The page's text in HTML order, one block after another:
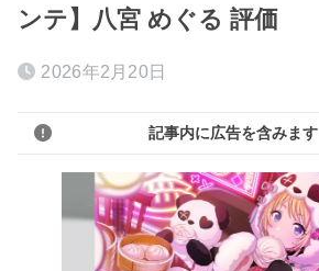
ンテ】八宮 めぐる 評価
2026年2月20日
記事内に広告を含みます